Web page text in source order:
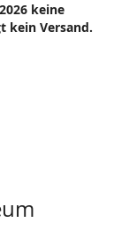
keine
kein Versand.